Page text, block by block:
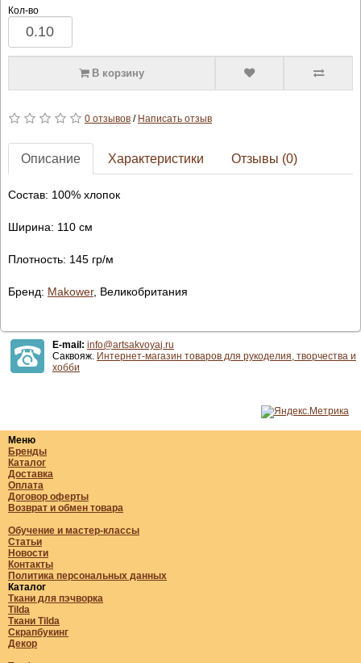
Кол-во
В корзину
0 отзывов/ Написать отзыв
Описание Характеристики Отзывы (0)
Состав: 100% хлопок
Ширина: 110 см
Плотность: 145 гр/м
Бренд: Makower, Великобритания
E-mail: info@artsakvoyaj.ru
Саквояж. Интернет-магазин товаров для рукоделия, творчества и
хобби
Меню
Бренды
Каталог
Доставка
Оплата
Договор оферты
Возврат и обмен товара
Обучение и мастер-классы
Статьи
Новости
Контакты
Политика персональных данных
Каталог
Ткани для пэчворка
Tilda
Ткани Tilda
Скрапбукинг
Декор